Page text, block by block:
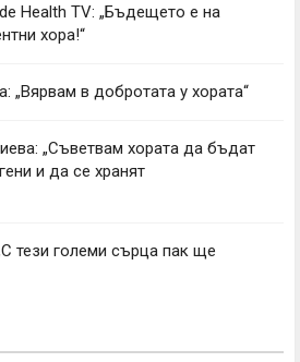
Health TV: „Бъдещето е на
хора!“
„Вярвам в добротата у хората“
„Съветвам хората да бъдат
и да се хранят
тези големи сърца пак ще